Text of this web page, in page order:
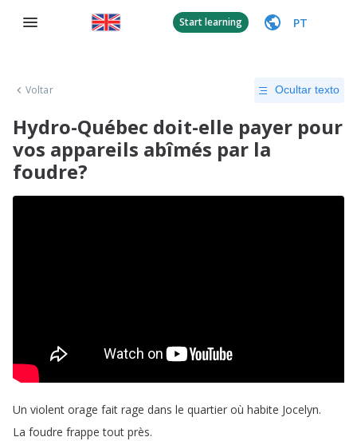
Start learning PT
Voltar Ocultar texto
Hydro-Québec doit-elle payer pour
vos appareils abîmés par la
foudre?
Un violent orage fait rage dans le quartier où habite Jocelyn.
La foudre frappe tout près.